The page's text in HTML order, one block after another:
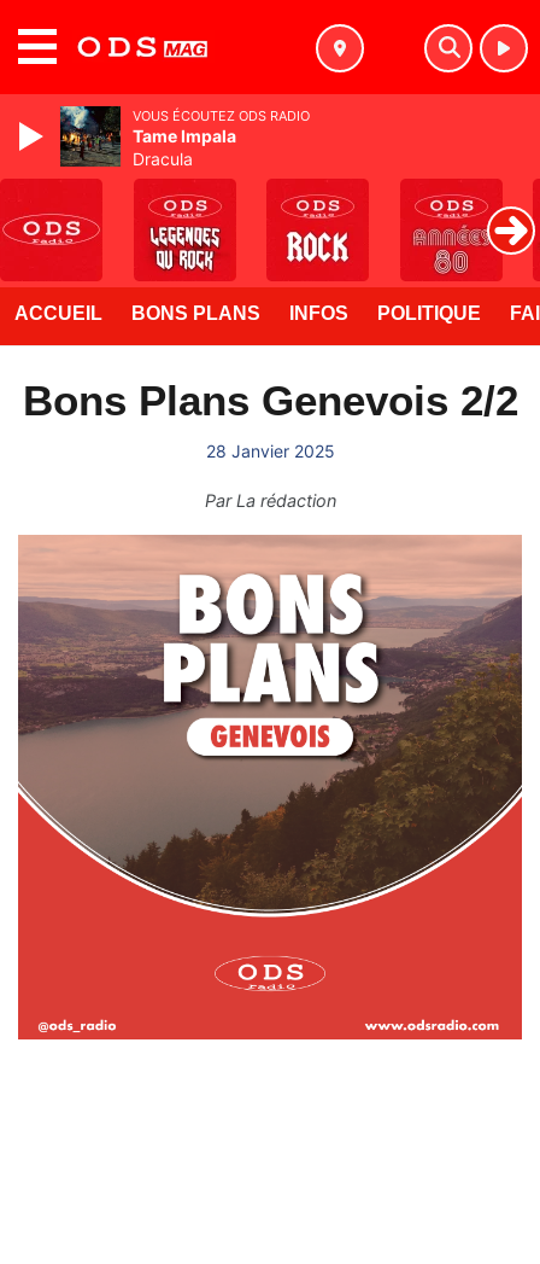
ACCUEIL BONS PLANS INFOS POLITIQUE
Bons Plans Genevois 2/2
28 Janvier 2025
ParLa rédaction
VOUS ÉCOUTEZ ODS RADIO
Tame Impala
Dracula